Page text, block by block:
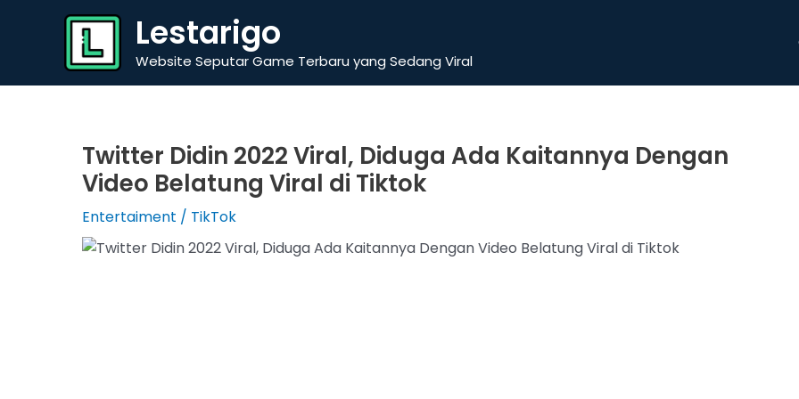
Lestarigo
Website Seputar Game Terbaru yang Sedang Viral
Twitter Didin 2022 Viral, Diduga Ada Kaitannya Dengan
Video Belatung Viral di Tiktok
Entertaiment / TikTok